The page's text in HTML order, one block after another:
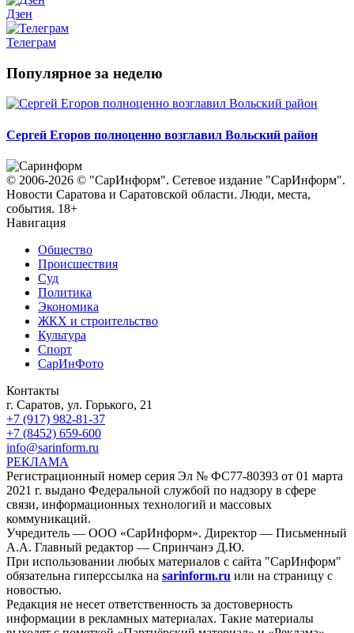
Дзен
Телеграм
Популярное за неделю
Сергей Егоров полноценно возглавил Вольский район
© 2006-2026 © "СарИнформ". Сетевое издание "СарИнформ".
Новости Саратова и Саратовской области. Люди, места,
события. 18+
Навигация
Общество
Происшествия
Суд
Политика
Экономика
ЖКХ и строительство
Культура
Спорт
СарИнФото
Контакты
г. Саратов, ул. Горького, 21
+7 (917) 982-81-37
+7 (8452) 659-600
info@sarinform.ru
РЕКЛАМА
Регистрационный номер серия Эл № ФС77-80393 от 01 марта
2021 г. выдано Федеральной службой по надзору в сфере
связи, информационных технологий и массовых
коммуникаций.
Учредитель — ООО «СарИнформ». Директор — Письменный
А.А. Главный редактор — Спринчанэ Д.Ю.
При использовании любых материалов с сайта "СарИнформ"
обязательна гиперссылка на sarinform.ru или на страницу с
новостью.
Редакция не несет ответственность за достоверность
информации в рекламных материалах. Такие материалы